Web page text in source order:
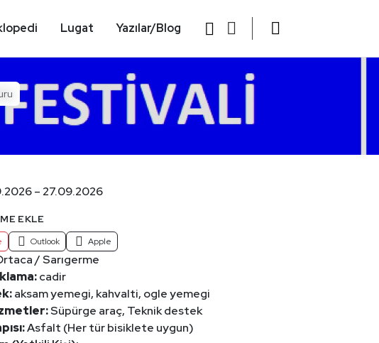
Lugat Yazılar/Blog
– 27.09.2026
EKLE
Outlook Apple
/ Sarıgerme
cadir
aksam yemegi, kahvalti, ogle yemegi
Süpürge araç, Teknik destek
Asfalt (Her tür bisiklete uygun)